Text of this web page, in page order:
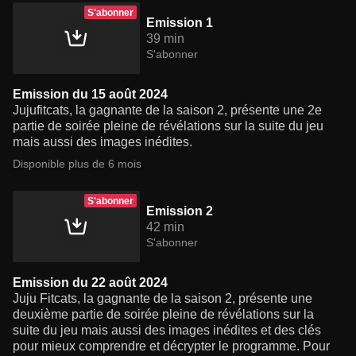
S'abonner
Emission 1
39 min
S'abonner
Emission du 15 août 2024
Jujufitcats, la gagnante de la saison 2, présente une 2e
partie de soirée pleine de révélations sur la suite du jeu
mais aussi des images inédites.
Disponible plus de 6 mois
S'abonner
Emission 2
42 min
S'abonner
Emission du 22 août 2024
Juju Fitcats, la gagnante de la saison 2, présente une
deuxième partie de soirée pleine de révélations sur la
suite du jeu mais aussi des images inédites et des clés
pour mieux comprendre et décrypter le programme. Pour